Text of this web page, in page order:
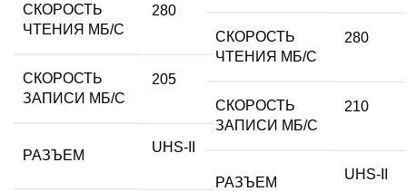
СКОРОСТЬ
ЧТЕНИЯ МБ/С
280
СКОРОСТЬ
ЗАПИСИ МБ/С
205
РАЗЪЕМ
UHS-II
СКОРОСТЬ
ЧТЕНИЯ МБ/С
280
СКОРОСТЬ
ЗАПИСИ МБ/С
210
РАЗЪЕМ
UHS-II